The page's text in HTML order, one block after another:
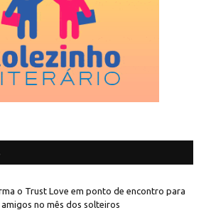
o Trust Love em ponto de encontro para
no mês dos solteiros